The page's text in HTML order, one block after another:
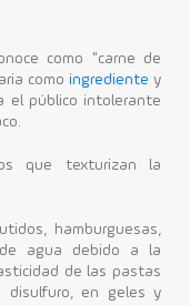
como "carne de
como ingrediente y
el público intolerante
que texturizan la
hamburguesas,
agua debido a la
de las pastas
disulfuro, en geles y